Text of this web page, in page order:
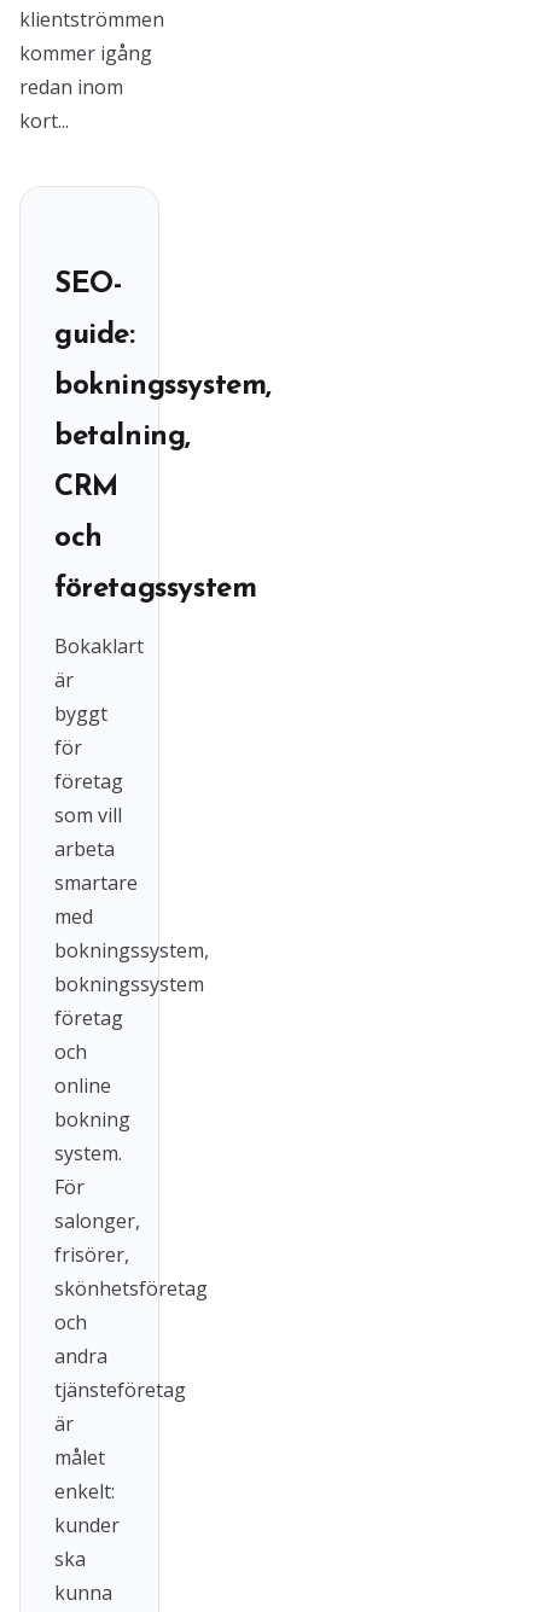
klientströmmen
kommer igång
redan inom
kort...
SEO-
guide:
bokningssystem,
betalning,
CRM
och
företagssystem
Bokaklart
är
byggt
för
företag
som vill
arbeta
smartare
med
bokningssystem,
bokningssystem
företag
och
online
bokning
system.
För
salonger,
frisörer,
skönhetsföretag
och
andra
tjänsteföretag
är
målet
enkelt:
kunder
ska
kunna